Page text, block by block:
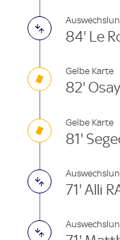
84' Le
Gelbe Karte
82'
Gelbe Karte
81'
71' Alli